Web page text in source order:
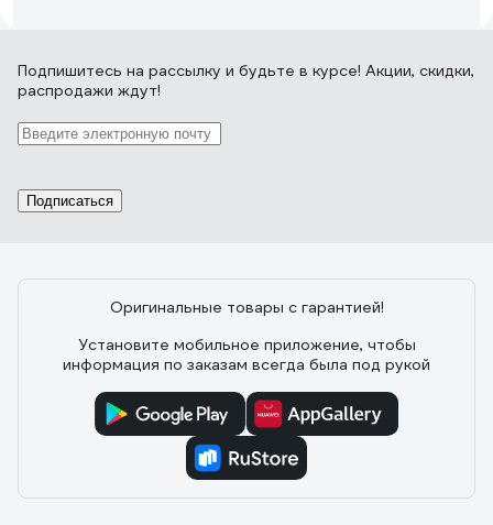
Компактная, хорошее качество сборки.
211 отзывов
Отзыв о пиле Makita HS6601
Стифеев Сергей Анатольевич 09.06.2020
1. Оптимальное соотношение технических
Подпишитесь на рассылку и будьте в курсе! Акции, скидки,
распродажи ждут!
Подписаться
Оригинальные товары с гарантией!
Установите мобильное приложение, чтобы
информация по заказам всегда была под рукой